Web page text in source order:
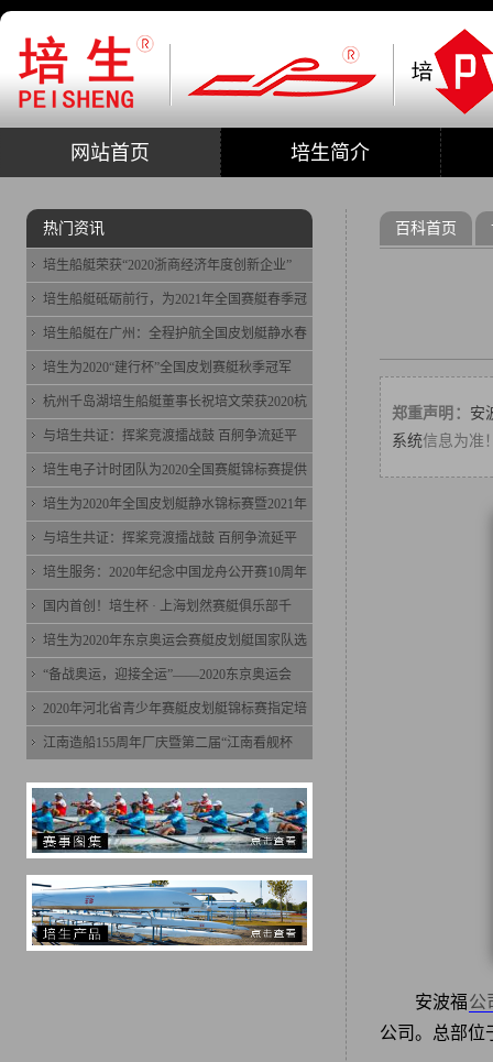
网站首页 培生简介
百科首页
郑重声明： 安
系统信息为准
安波福公
公司。总部位
热门资讯
培生船艇荣获“2020浙商经济年度创新企业”
培生船艇砥砺前行，为2021年全国赛艇春季冠
培生船艇在广州：全程护航全国皮划艇静水春
培生为2020“建行杯”全国皮划赛艇秋季冠军
杭州千岛湖培生船艇董事长祝培文荣获2020杭
与培生共证：挥桨竞渡擂战鼓 百舸争流延平
培生电子计时团队为2020全国赛艇锦标赛提供
培生为2020年全国皮划艇静水锦标赛暨2021年
与培生共证：挥桨竞渡擂战鼓 百舸争流延平
培生服务：2020年纪念中国龙舟公开赛10周年
国内首创！培生杯 · 上海划然赛艇俱乐部千
培生为2020年东京奥运会赛艇皮划艇国家队选
“备战奥运，迎接全运”——2020东京奥运会
2020年河北省青少年赛艇皮划艇锦标赛指定培
江南造船155周年厂庆暨第二届“江南看舰杯